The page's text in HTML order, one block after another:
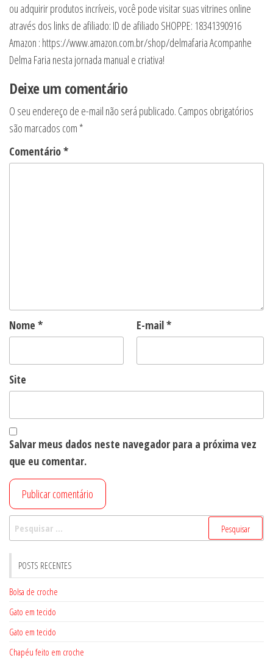
ou adquirir produtos incríveis, você pode visitar suas vitrines online
através dos links de afiliado: ID de afiliado SHOPPE: 18341390916
Amazon : https://www.amazon.com.br/shop/delmafaria Acompanhe
Delma Faria nesta jornada manual e criativa!
Deixe um comentário
O seu endereço de e-mail não será publicado. Campos obrigatórios
são marcados com *
Comentário*
Nome * E-mail*
Site
Salvar meus dados neste navegador para a próxima vez
que eu comentar.
POSTS RECENTES
Bolsa de croche
Gato em tecido
Gato em tecido
Chapéu feito em croche